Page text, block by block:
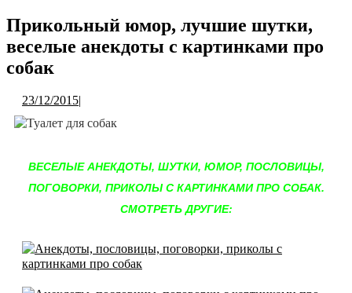
Прикольный юмор, лучшие шутки,
веселые анекдоты с картинками про
собак
23/12/201523/12/2015
|
ВЕСЕЛЫЕ АНЕКДОТЫ, ШУТКИ, ЮМОР, ПОСЛОВИЦЫ,
ПОГОВОРКИ, ПРИКОЛЫ С КАРТИНКАМИ ПРО СОБАК.
СМОТРЕТЬ ДРУГИЕ: